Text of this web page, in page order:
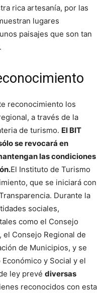
rica artesanía, por las
lugares
paisajes que son tan
reconocimiento los
a través de la
de turismo. El BIT
se revocará en
las condiciones
El Instituto de Turismo
que se iniciará con
Durante la
sociales,
como el Consejo
el Consejo Regional de
de Municipios, y se
y Social y el
ley prevé diversas
reconocidos con esta